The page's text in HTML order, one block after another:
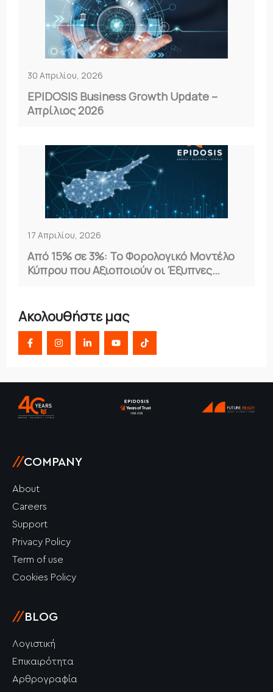
30 Απριλίου, 2026
EPIDOSIS Business Growth Update –
Απρίλιος 2026
17 Απριλίου, 2026
Από 15% σε 3%: Το Φορολογικό Μοντέλο
Κύπρου που Αξιοποιούν οι Έξυπνες
Ακολουθήστε μας
F
a
c
o
k
-
f
I
n
s
g
L
i
n
d
Y
o
u
b
T
i
k
k
//COMPANY
About
Careers
Support
Privacy Policy
Term of use
Cookies Policy
//BLOG
Λογιστική
Επικαιρότητα
Αρθρογραφία